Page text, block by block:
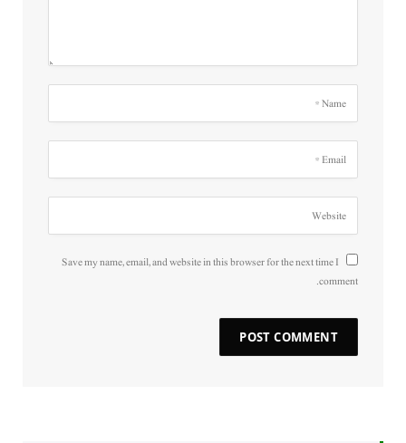
Save my name, email, and website in this browser for the next time I
comment.